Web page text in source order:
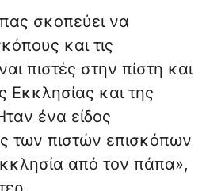
σκοπεύει να
και τις
πιστές στην πίστη και
Εκκλησίας και της
ένα είδος
των πιστών επισκόπων
από τον πάπα»,